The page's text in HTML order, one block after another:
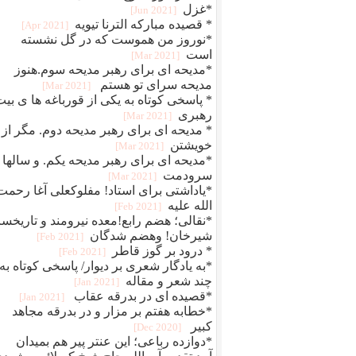
*غزل [2021 Jun]
* قصیده مبارکه الترنا تیویه [2021 Apr]
*نوروز من هموست که در گل نشسته
است
[2021 Mar]
*مدیحه ای برای رهبر مدیحه سوم.هنوز
مدیحه سرای تو هستم
[2021 Mar]
* پاسخی کوتاه به یکی از قورباغه ها ی
رهبری
[2021 Mar]
* مدیحه ای برای رهبر مدیحه دوم. مگر از
خویشتن
[2021 Mar]
*مدیحه ای برای رهبر مدیحه یکم. و سالها
سرودمت
[2021 Mar]
*یاداشتی برای استاد! مفلوکعلی آغا
الله علیه
[2021 Feb]
*نقالی؛ هضم رابع!معده نیرومند و
شیرخان! وهضم شدگان
[2021 Feb]
* درود بر گوز قاطر [2021 Feb]
*به یادگار شعری بر دیوار/ پاسخی کوتاه به
چند شعر و مقاله
[2021 Jan]
*قصیده ای در بدرقه عقاب [2021 Jan]
*خطابه هفتم بر مزار و در بدرقه مجاهد
کبیر
[2020 Dec]
*دوازده رباعی؛ این عنتر پیر هم بمیدان